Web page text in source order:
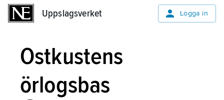
Uppslagsverket Logga in
Ostkustens
örlogsbas